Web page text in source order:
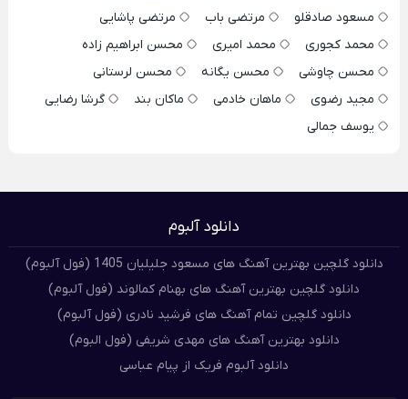
مسعود صادقلو
مرتضی باب
مرتضی پاشایی
محمد کجوری
محمد امیری
محسن ابراهیم زاده
محسن چاوشی
محسن یگانه
محسن لرستانی
مجید رضوی
ماهان خادمی ماکان بند
گرشا رضایی
یوسف جمالی
دانلود آلبوم
دانلود گلچین بهترین آهنگ های مسعود جلیلیان 1405 (فول آلبوم)
دانلود گلچین بهترین آهنگ های بهنام کمالوند (فول آلبوم)
دانلود گلچین تمام آهنگ های فرشید نادری (فول آلبوم)
دانلود بهترین آهنگ های مهدی شریفی (فول البوم)
دانلود آلبوم فریک از پیام عباسی